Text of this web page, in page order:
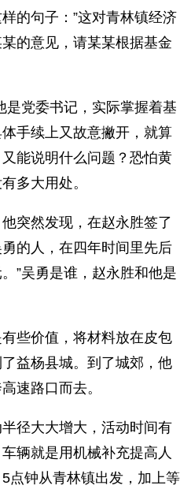
的句子：”这对青林镇经济
的意见，请某某根据基金
是党委书记，实际掌握着基
手续上又故意撇开，就算
能说明什么问题？恐怕黄
多大用处。
突然发现，在赵永胜签了
的人，在四年时间里先后
”吴勇是谁，赵永胜和他是
些价值，将材料放在皮包
益杨县城。到了城郊，他
速路口而去。
径大大增大，活动时间有
辆就是用机械补充提高人
点钟从青林镇出发，加上等